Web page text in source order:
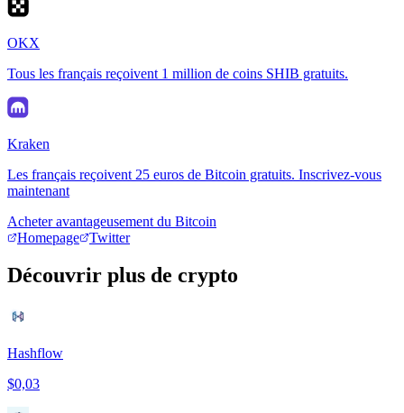
OKX
Tous les français reçoivent 1 million de coins SHIB gratuits.
Kraken
Les français reçoivent 25 euros de Bitcoin gratuits. Inscrivez-vous
maintenant
Acheter avantageusement du Bitcoin
Homepage
Twitter
Découvrir plus de crypto
Hashflow
$0,03